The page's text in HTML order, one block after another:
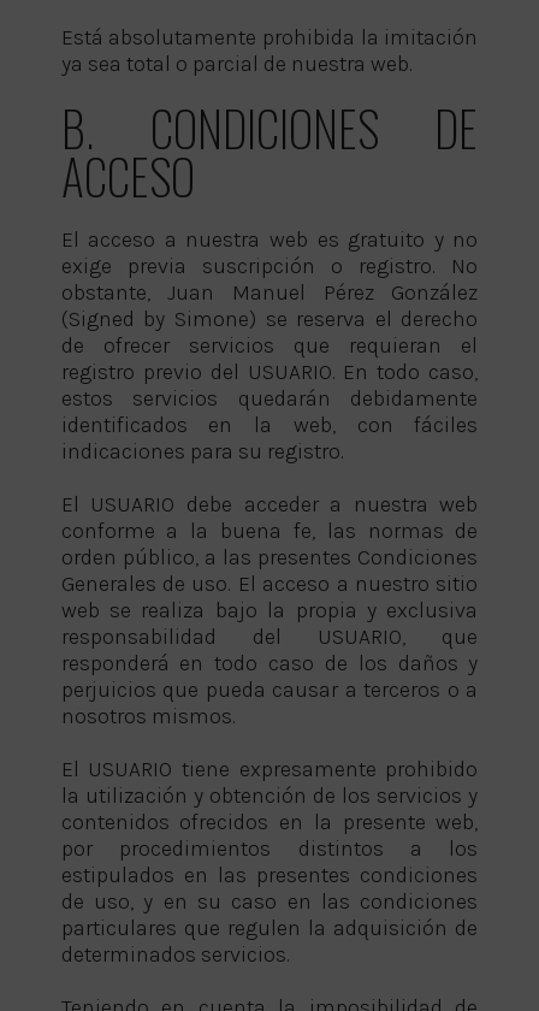
Está absolutamente prohibida la imitación
ya sea total o parcial de nuestra web.
B. CONDICIONES DE
ACCESO
El acceso a nuestra web es gratuito y no
exige previa suscripción o registro. No
obstante, Juan Manuel Pérez González
(Signed by Simone) se reserva el derecho
de ofrecer servicios que requieran el
registro previo del USUARIO. En todo caso,
estos servicios quedarán debidamente
identificados en la web, con fáciles
indicaciones para su registro.
El USUARIO debe acceder a nuestra web
conforme a la buena fe, las normas de
orden público, a las presentes Condiciones
Generales de uso. El acceso a nuestro sitio
web se realiza bajo la propia y exclusiva
responsabilidad del USUARIO, que
responderá en todo caso de los daños y
perjuicios que pueda causar a terceros o a
nosotros mismos.
El USUARIO tiene expresamente prohibido
la utilización y obtención de los servicios y
contenidos ofrecidos en la presente web,
por procedimientos distintos a los
estipulados en las presentes condiciones
de uso, y en su caso en las condiciones
particulares que regulen la adquisición de
determinados servicios.